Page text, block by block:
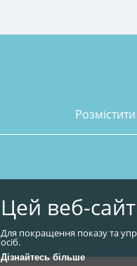
Цей веб-
Для покращення показу та
осіб.
Дізнайтесь більше